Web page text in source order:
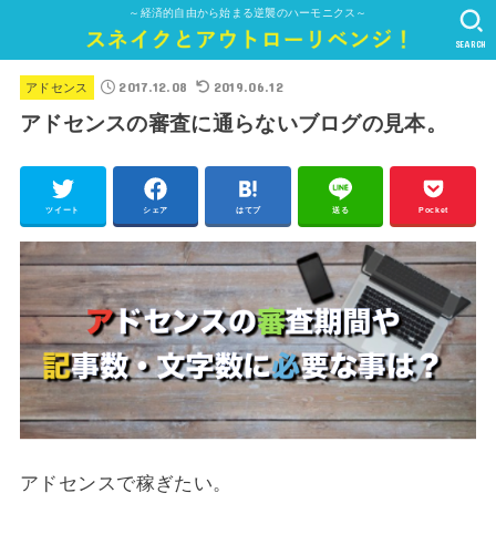
～経済的自由から始まる逆襲のハーモニクス～
SEARCH
アドセンス 2017.12.08 2019.06.12
アドセンスの審査に通らないブログの見本。
ツイート シェア はてブ 送る Pocket
アドセンスで稼ぎたい。